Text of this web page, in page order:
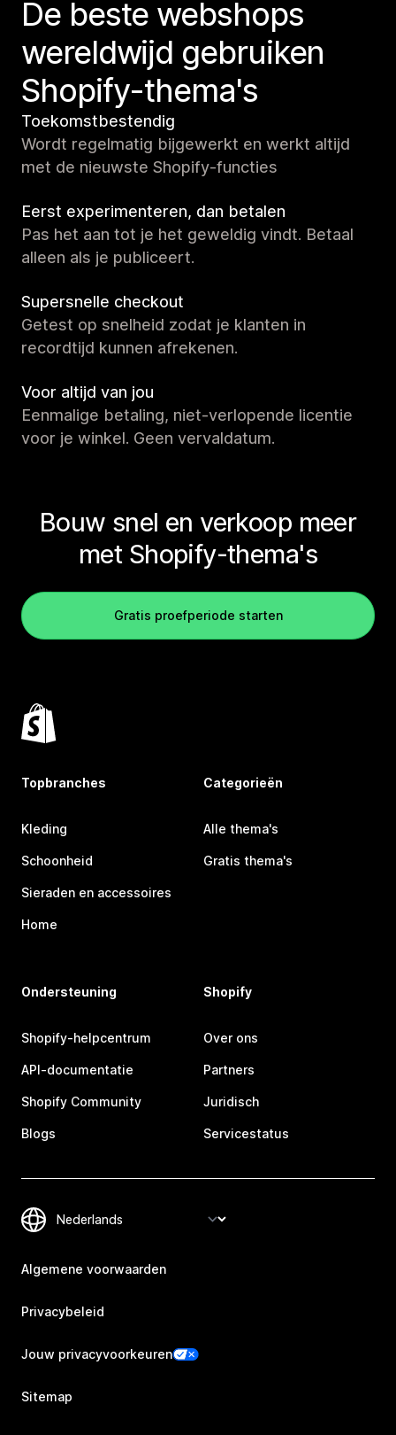
De beste webshops
wereldwijd gebruiken
Shopify-thema's
Toekomstbestendig
Wordt regelmatig bijgewerkt en werkt altijd
met de nieuwste Shopify-functies
Eerst experimenteren, dan betalen
Pas het aan tot je het geweldig vindt. Betaal
alleen als je publiceert.
Supersnelle checkout
Getest op snelheid zodat je klanten in
recordtijd kunnen afrekenen.
Voor altijd van jou
Eenmalige betaling, niet-verlopende licentie
voor je winkel. Geen vervaldatum.
Bouw snel en verkoop meer
met Shopify-thema's
Gratis proefperiode starten
Topbranches
Kleding
Schoonheid
Sieraden en accessoires
Home
Categorieën
Alle thema's
Gratis thema's
Ondersteuning
Shopify-helpcentrum
API-documentatie
Shopify Community
Blogs
Shopify
Over ons
Partners
Juridisch
Servicestatus
Algemene voorwaarden
Privacybeleid
Jouw privacyvoorkeuren
Sitemap